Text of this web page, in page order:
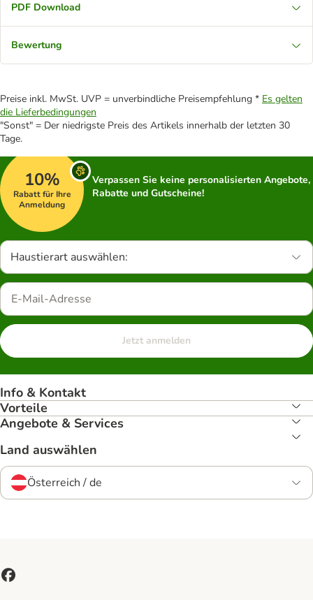
PDF Download
Bewertung
Preise inkl. MwSt. UVP = unverbindliche Preisempfehlung * Es gelten
die Lieferbedingungen
"Sonst" = Der niedrigste Preis des Artikels innerhalb der letzten 30
Tage.
10%
Rabatt für Ihre
Anmeldung
Verpassen Sie keine personalisierten Angebote,
Rabatte und Gutscheine!
Haustierart auswählen:
Jetzt anmelden
Info & Kontakt
Vorteile
Angebote & Services
Land auswählen
Österreich / de